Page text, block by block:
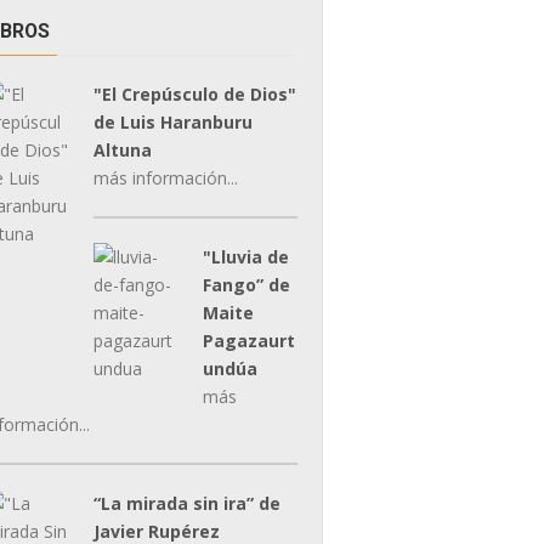
"El Crepúsculo de Dios"
de Luis Haranburu
Altuna
más información...
"Lluvia de
Fango” de
Maite
Pagazaurt
undúa
más
“La mirada sin ira” de
Javier Rupérez